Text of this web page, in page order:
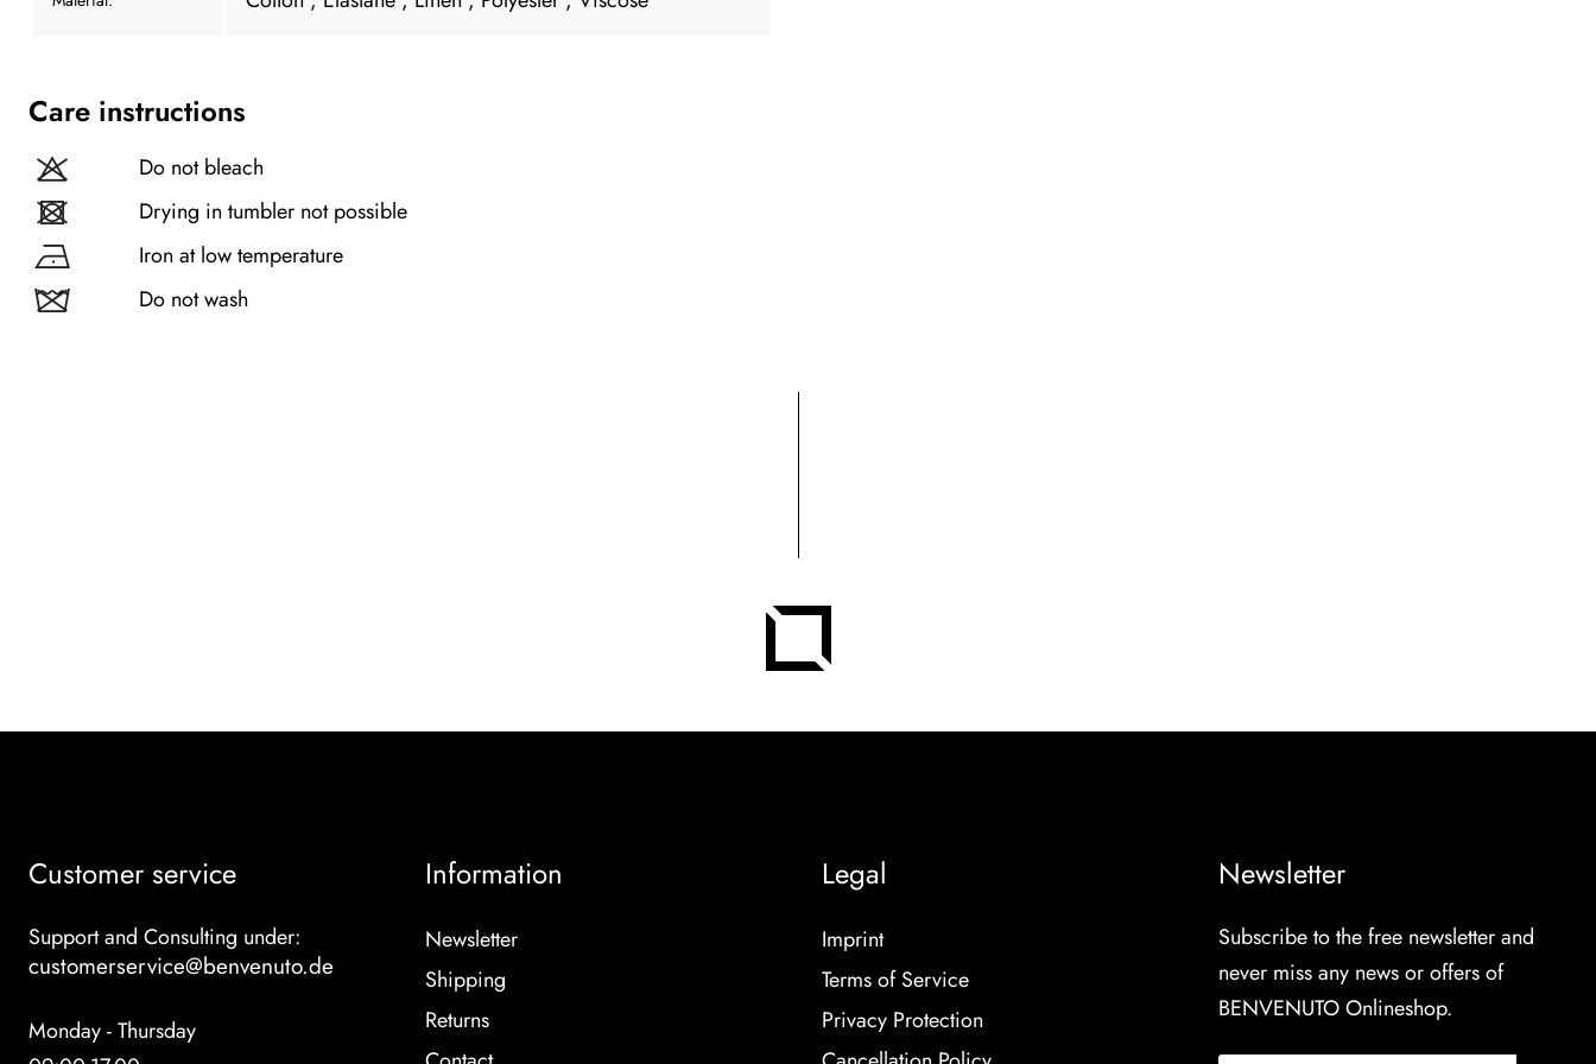
Care instructions
Do not bleach
Drying in tumbler not possible
Iron at low temperature
Do not wash
Customer service
Support and Consulting under:
customerservice@benvenuto.de
Monday - Thursday
Information
Newsletter
Shipping
Returns
Legal
Imprint
Terms of Service
Privacy Protection
Newsletter
Subscribe to the free newsletter and
never miss any news or offers of
BENVENUTO Onlineshop.